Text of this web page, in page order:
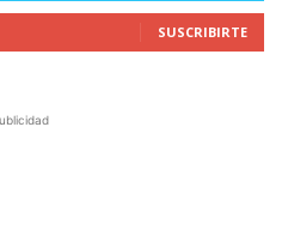
SUSCRIBIRTE